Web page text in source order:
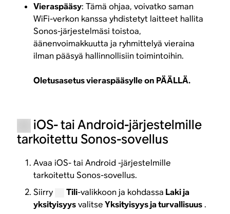
Vieraspääsy: Tämä ohjaa, voivatko saman
WiFi-verkon kanssa yhdistetyt laitteet hallita
Sonos-järjestelmäsi toistoa,
äänenvoimakkuutta ja ryhmittelyä vieraina
ilman pääsyä hallinnollisiin toimintoihin.
Oletusasetus vieraspääsylle on PÄÄLLÄ.
iOS- tai Android-järjestelmille
tarkoitettu Sonos-sovellus
Avaa iOS- tai Android -järjestelmille
tarkoitettu Sonos-sovellus.
Siirry
Tili-valikkoon ja kohdassa Laki ja
yksityisyysvalitseYksityisyys ja turvallisuus.